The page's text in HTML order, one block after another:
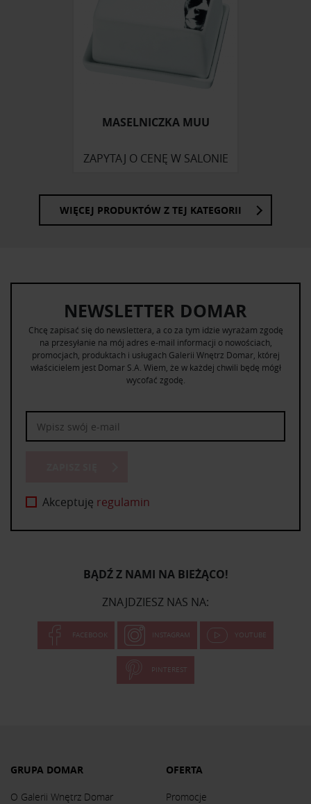
społecznościowym, reklamowym i analitycznym.
Partnerzy mogą połączyć te informacje z innymi danymi
otrzymanymi od Ciebie lub uzyskanymi podczas
korzystania z ich usług.
MASELNICZKA MUU
ZAPYTAJ O CENĘ W SALONIE
WIĘCEJ PRODUKTÓW Z TEJ KATEGORII
NEWSLETTER DOMAR
Chcę zapisać się do newslettera, a co za tym idzie wyrażam zgodę
na przesyłanie na mój adres e-mail informacji o nowościach,
promocjach, produktach i usługach Galerii Wnętrz Domar, której
właścicielem jest Domar S.A. Wiem, że w każdej chwili będę mógł
wycofać zgodę.
Akceptuję regulamin
BĄDŹ Z NAMI NA BIEŻĄCO!
ZNAJDZIESZ NAS NA:
FACEBOOK INSTAGRAM YOUTUBE
PINTEREST
GRUPA DOMAR
O Galerii Wnętrz Domar
OFERTA
Promocje